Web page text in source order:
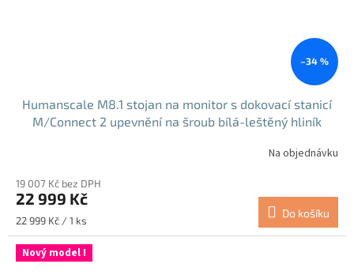
–34 %
Humanscale M8.1 stojan na monitor s dokovací stanicí
M/Connect 2 upevnění na šroub bílá-leštěný hliník
Na objednávku
19 007 Kč bez DPH
22 999 Kč
Měrná
cena:
22 999 Kč / 1 ks
Do košíku
Nový model !